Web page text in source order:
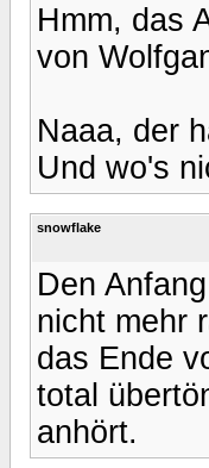
Hmm, das
von
Naaa, der
Und wo's
snowflake
Den
nicht mehr
das Ende
total
anhört.